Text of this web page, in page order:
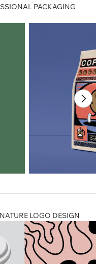
PACKAGING
LOGO DESIGN